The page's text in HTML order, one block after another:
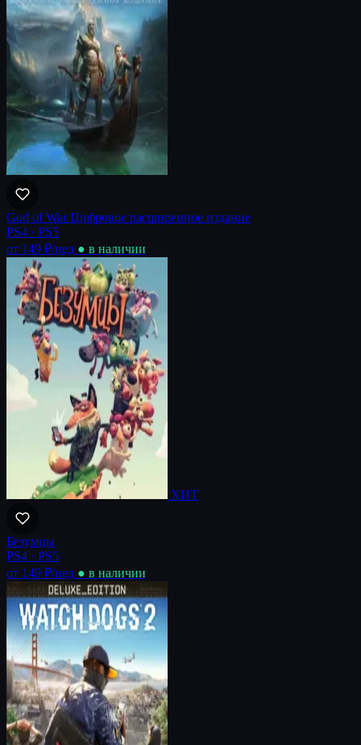
God of War Цифровое расширенное издание
PS4 · PS5
от 149 ₽/нед ● в наличии
ХИТ
Безумцы
PS4 · PS5
от 149 ₽/нед ● в наличии